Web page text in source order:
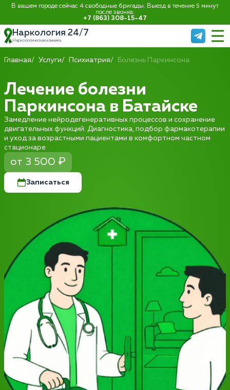
В вашем городе сейчас 4 свободные бригады. Выезд в течение 5 минут
после звонка:
+7 (863) 308-15-47
Наркология 24/7
Наркологическая клиника
Главная Услуги Психиатрия Болезнь Паркинсона
Лечение болезни
Паркинсона в Батайске
Замедление нейродегенеративных процессов и сохранение
двигательных функций. Диагностика, подбор фармакотерапии
и уход за возрастными пациентами в комфортном частном
стационаре.
от 3 500 ₽
Записаться